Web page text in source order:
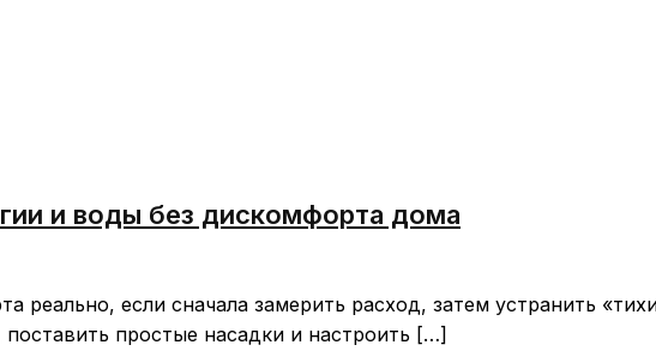
и воды без дискомфорта дома
реально, если сначала замерить расход, затем устранить
простые насадки и настроить […]